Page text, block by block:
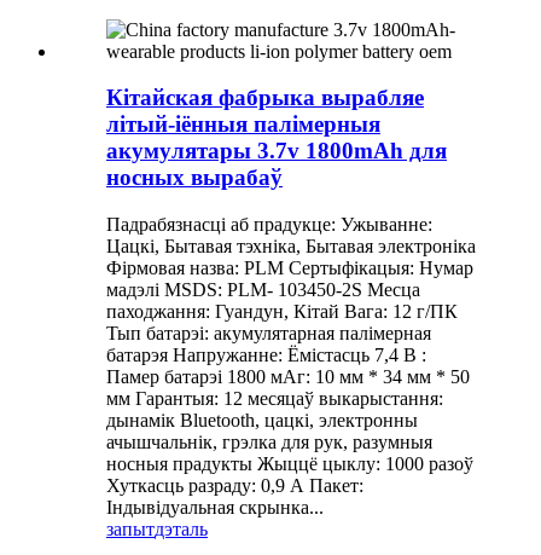
Кітайская фабрыка вырабляе
літый-іённыя палімерныя
акумулятары 3.7v 1800mAh для
носных вырабаў
Падрабязнасці аб прадукце: Ужыванне:
Цацкі, Бытавая тэхніка, Бытавая электроніка
Фірмовая назва: PLM Сертыфікацыя: Нумар
мадэлі MSDS: PLM- 103450-2S Месца
паходжання: Гуандун, Кітай Вага: 12 г/ПК
Тып батарэі: акумулятарная палімерная
батарэя Напружанне: Ёмістасць 7,4 В :
Памер батарэі 1800 мАг: 10 мм * 34 мм * 50
мм Гарантыя: 12 месяцаў выкарыстання:
дынамік Bluetooth, цацкі, электронны
ачышчальнік, грэлка для рук, разумныя
носныя прадукты Жыццё цыклу: 1000 разоў
Хуткасць разраду: 0,9 А Пакет:
Індывідуальная скрынка...
запытдэталь